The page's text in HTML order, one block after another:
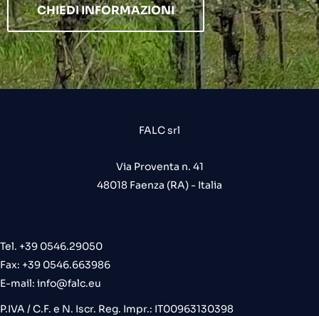
CHIEDI INFORMAZIONI
FALC srl
Via Proventa n. 41
48018 Faenza (RA) - Italia
Tel. +39 0546.29050
Fax: +39 0546.663986
E-mail: info@falc.eu
P.IVA / C.F. e N. Iscr. Reg. Impr.: IT00963130398